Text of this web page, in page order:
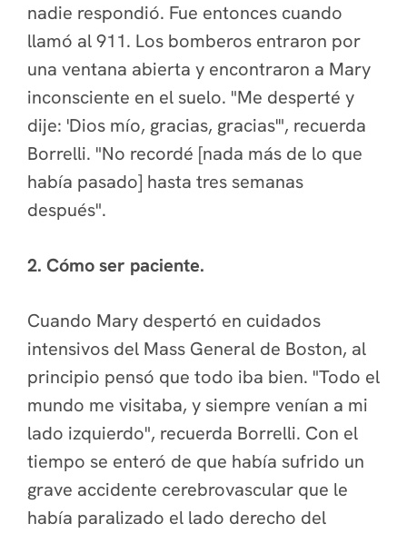
nadie respondió. Fue entonces cuando
llamó al 911. Los bomberos entraron por
una ventana abierta y encontraron a Mary
inconsciente en el suelo. "Me desperté y
dije: 'Dios mío, gracias, gracias'", recuerda
Borrelli. "No recordé [nada más de lo que
había pasado] hasta tres semanas
después".
2. Cómo ser paciente.
Cuando Mary despertó en cuidados
intensivos del Mass General de Boston, al
principio pensó que todo iba bien. "Todo el
mundo me visitaba, y siempre venían a mi
lado izquierdo", recuerda Borrelli. Con el
tiempo se enteró de que había sufrido un
grave accidente cerebrovascular que le
había paralizado el lado derecho del